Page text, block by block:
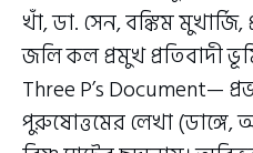
খাঁ, ডা. সেন, বঙ্কিম
জলি কল প্রমুখ প্রতিবাদী
Three P’s Document—
পুরুষোত্তমের লেখা